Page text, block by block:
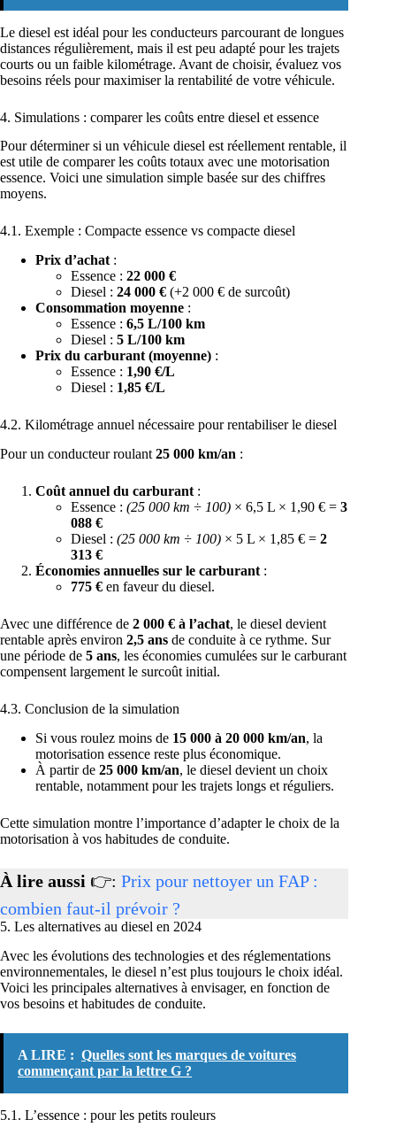
Le diesel est idéal pour les conducteurs parcourant de longues
distances régulièrement, mais il est peu adapté pour les trajets
courts ou un faible kilométrage. Avant de choisir, évaluez vos
besoins réels pour maximiser la rentabilité de votre véhicule.
4. Simulations : comparer les coûts entre diesel et essence
Pour déterminer si un véhicule diesel est réellement rentable, il
est utile de comparer les coûts totaux avec une motorisation
essence. Voici une simulation simple basée sur des chiffres
moyens.
4.1. Exemple : Compacte essence vs compacte diesel
Prix d’achat :
Essence : 22 000 €
Diesel : 24 000 € (+2 000 € de surcoût)
Consommation moyenne :
Essence : 6,5 L/100 km
Diesel : 5 L/100 km
Prix du carburant (moyenne) :
Essence : 1,90 €/L
Diesel : 1,85 €/L
4.2. Kilométrage annuel nécessaire pour rentabiliser le diesel
Pour un conducteur roulant 25 000 km/an :
Coût annuel du carburant :
Essence : (25 000 km ÷ 100) × 6,5 L × 1,90 € = 3
088 €
Diesel : (25 000 km ÷ 100) × 5 L × 1,85 € = 2
313 €
Économies annuelles sur le carburant :
775 € en faveur du diesel.
Avec une différence de 2 000 € à l’achat, le diesel devient
rentable après environ 2,5 ans de conduite à ce rythme. Sur
une période de 5 ans, les économies cumulées sur le carburant
compensent largement le surcoût initial.
4.3. Conclusion de la simulation
Si vous roulez moins de 15 000 à 20 000 km/an, la
motorisation essence reste plus économique.
À partir de 25 000 km/an, le diesel devient un choix
rentable, notamment pour les trajets longs et réguliers.
Cette simulation montre l’importance d’adapter le choix de la
motorisation à vos habitudes de conduite.
À lire aussi 👉: Prix pour nettoyer un FAP :
combien faut-il prévoir ?
5. Les alternatives au diesel en 2024
Avec les évolutions des technologies et des réglementations
environnementales, le diesel n’est plus toujours le choix idéal.
Voici les principales alternatives à envisager, en fonction de
vos besoins et habitudes de conduite.
A LIRE : Quelles sont les marques de voitures
commençant par la lettre G ?
5.1. L’essence : pour les petits rouleurs